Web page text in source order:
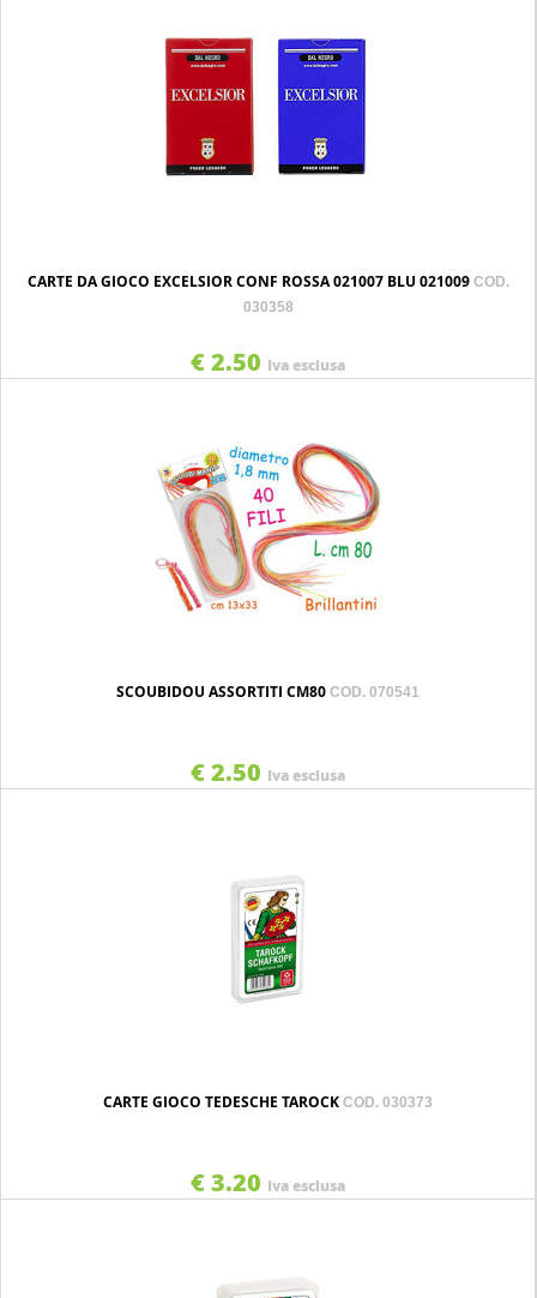
CARTE DA GIOCO EXCELSIOR CONF ROSSA 021007 BLU 021009 COD.
030358
€ 2.50 Iva esclusa
SCOUBIDOU ASSORTITI CM80 COD. 070541
€ 2.50 Iva esclusa
CARTE GIOCO TEDESCHE TAROCK COD. 030373
€ 3.20 Iva esclusa